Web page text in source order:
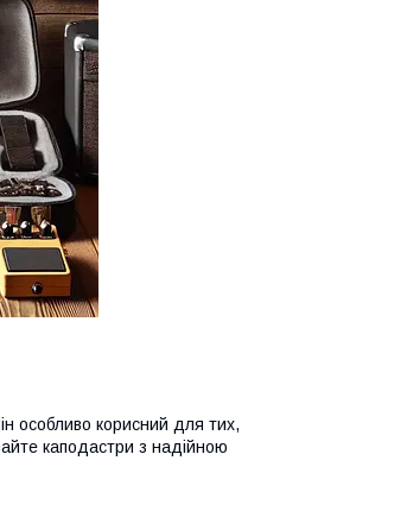
особливо корисний для тих,
каподастри з надійною